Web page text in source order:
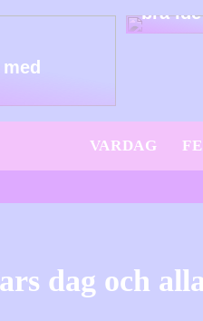
bra
VARDAG
dag och